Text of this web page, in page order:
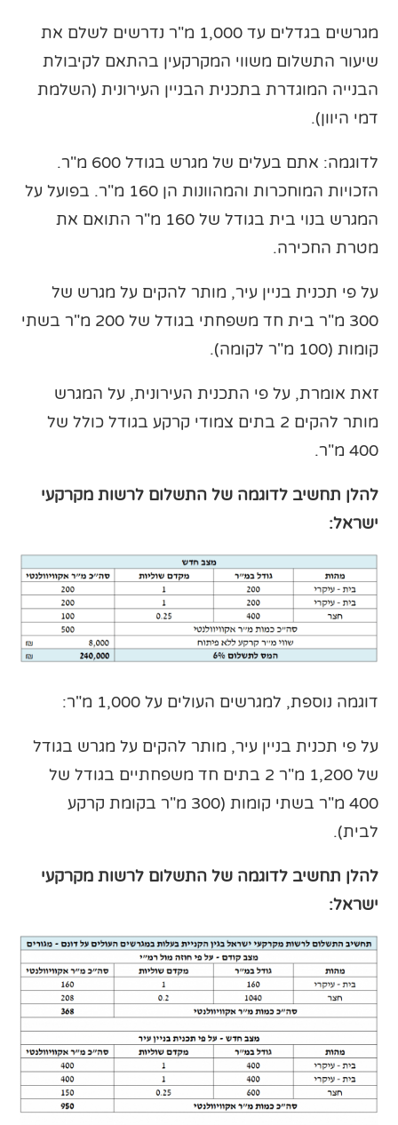
מגרשים בגדלים עד 1,000 מ"ר נדרשים לשלם את
שיעור התשלום משווי המקרקעין בהתאם לקיבולת
הבנייה המוגדרת בתכנית הבניין העירונית (השלמת
דמי היוון).
לדוגמה: אתם בעלים של מגרש בגודל 600 מ"ר.
הזכויות המוחכרות והמהוונות הן 160 מ"ר. בפועל על
המגרש בנוי בית בגודל של 160 מ"ר התואם את
מטרת החכירה.
על פי תכנית בניין עיר, מותר להקים על מגרש של
300 מ"ר בית חד משפחתי בגודל של 200 מ"ר בשתי
קומות (100 מ"ר לקומה).
זאת אומרת, על פי התכנית העירונית, על המגרש
מותר להקים 2 בתים צמודי קרקע בגודל כולל של
400 מ"ר.
להלן תחשיב לדוגמה של התשלום לרשות מקרקעי
ישראל:
דוגמה נוספת, למגרשים העולים על 1,000 מ"ר:
על פי תכנית בניין עיר, מותר להקים על מגרש בגודל
של 1,200 מ"ר 2 בתים חד משפחתיים בגודל של
400 מ"ר בשתי קומות (300 מ"ר בקומת קרקע
לבית).
להלן תחשיב לדוגמה של התשלום לרשות מקרקעי
ישראל: